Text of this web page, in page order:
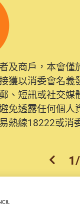
及商戶，本會僅
獲以消委會名義
、短訊或社交媒
免透露任何個人
熱線18222或消
及網絡安全，本
及推出新功能。
要提供基本聯絡
註冊帳戶，才可
交紀錄將清晰整
。
上一
2/